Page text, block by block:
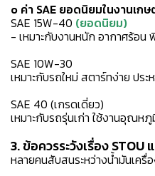
o ค่า SAE ยอดนิยมในงานเกษ
SAE 15W-40 (ยอดนิยม)
- เหมาะกับงานหนัก อากาศร้อน
SAE 10W-30
เหมาะกับรถใหม่ สตาร์ทง่าย ประ
SAE 40 (เกรดเดี่ยว)
เหมาะกับรถรุ่นเก่า ใช้งานอุณห
3. ข้อควรระวังเรื่อง
หลายคนสับสนระหว่างน้ำมันเค